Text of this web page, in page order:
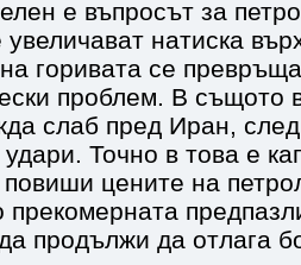
е въпросът за
увеличават натиска
горивата се
проблем. В същото
слаб пред Иран, след
Точно в това е
цените на
прекомерната
продължи да отлага